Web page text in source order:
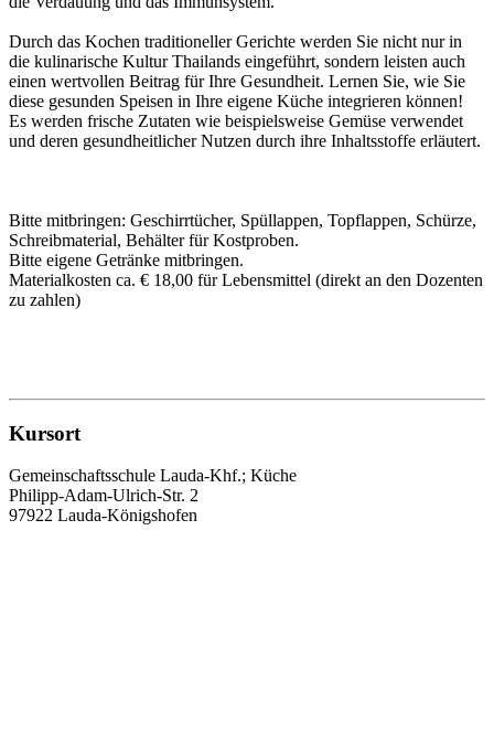
Durch das Kochen traditioneller Gerichte werden Sie nicht nur in
die kulinarische Kultur Thailands eingeführt, sondern leisten auch
einen wertvollen Beitrag für Ihre Gesundheit. Lernen Sie, wie Sie
diese gesunden Speisen in Ihre eigene Küche integrieren können!
Es werden frische Zutaten wie beispielsweise Gemüse verwendet
und deren gesundheitlicher Nutzen durch ihre Inhaltsstoffe erläutert.
Bitte mitbringen: Geschirrtücher, Spüllappen, Topflappen, Schürze,
Schreibmaterial, Behälter für Kostproben.
Bitte eigene Getränke mitbringen.
Materialkosten ca. € 18,00 für Lebensmittel (direkt an den Dozenten
zu zahlen)
Kursort
Gemeinschaftsschule Lauda-Khf.; Küche
Philipp-Adam-Ulrich-Str. 2
97922 Lauda-Königshofen